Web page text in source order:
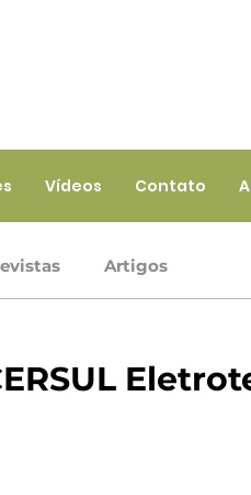
Vídeos Contato
Artigos